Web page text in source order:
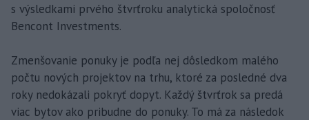
s výsledkami prvého štvrťroku analytická spoločnosť
Bencont Investments.
Zmenšovanie ponuky je podľa nej dôsledkom malého
počtu nových projektov na trhu, ktoré za posledné dva
roky nedokázali pokryť dopyt. Každý štvrťrok sa predá
viac bytov ako pribudne do ponuky. To má za následok